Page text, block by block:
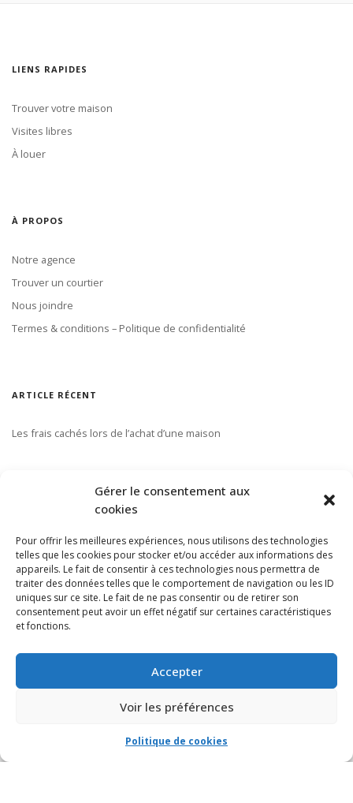
Gérer le consentement aux
cookies
Pour offrir les meilleures expériences, nous utilisons des technologies
telles que les cookies pour stocker et/ou accéder aux informations des
appareils. Le fait de consentir à ces technologies nous permettra de
traiter des données telles que le comportement de navigation ou les ID
uniques sur ce site. Le fait de ne pas consentir ou de retirer son
consentement peut avoir un effet négatif sur certaines caractéristiques
et fonctions.
Accepter
Voir les préférences
Politique de cookies
LIENS RAPIDES
Trouver votre maison
Visites libres
À louer
À PROPOS
Notre agence
Trouver un courtier
Nous joindre
Termes & conditions – Politique de confidentialité
ARTICLE RÉCENT
Les frais cachés lors de l’achat d’une maison